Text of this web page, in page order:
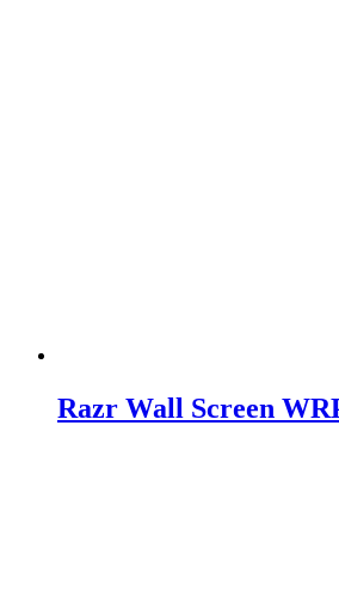
Razr Wall Screen